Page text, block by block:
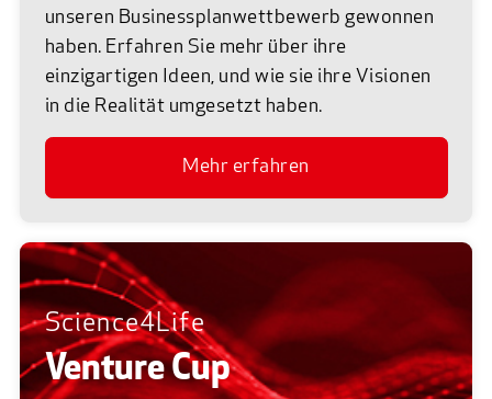
unseren Businessplanwettbewerb gewonnen
haben. Erfahren Sie mehr über ihre
einzigartigen Ideen, und wie sie ihre Visionen
in die Realität umgesetzt haben.
Mehr erfahren
Science4Life
Venture Cup